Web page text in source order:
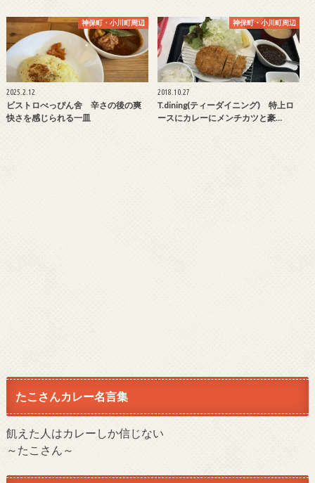
神保町・小川町周辺
2025.2.12
ビストロべっぴん舍 辛さの後の爽
快さを感じられる一皿
神保町・小川町周辺
2018.10.27
T.dining(ティーダイニング) 特上ロ
ースにカレーにメンチカツと豪…
たこさんカレー名言集
飢えた人はカレーしか信じない
～たこさん～